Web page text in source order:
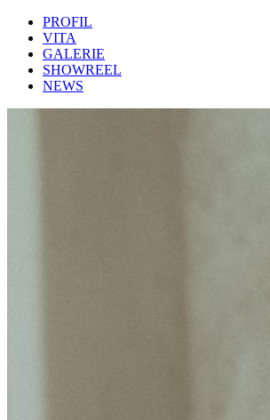
PROFIL
VITA
GALERIE
SHOWREEL
NEWS